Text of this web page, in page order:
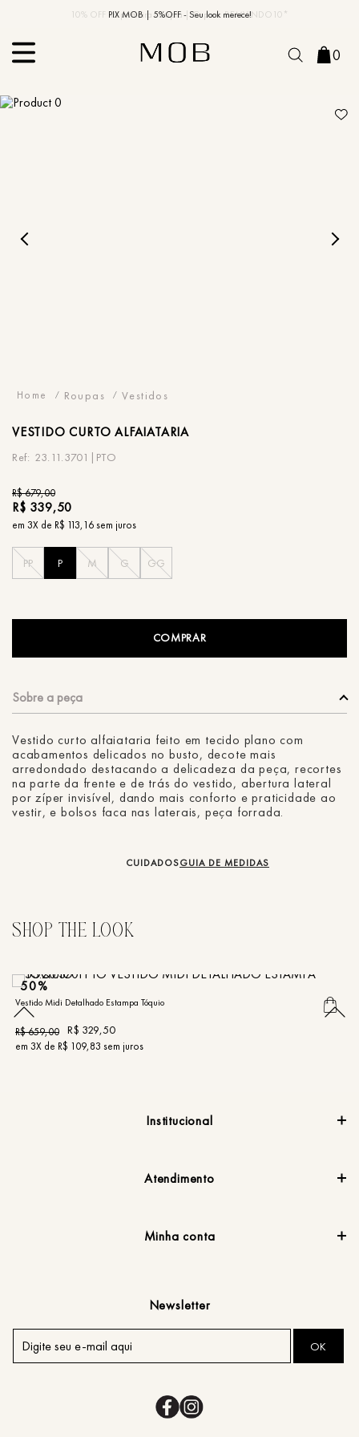
PIX MOB | 5%OFF - Seu look merece!
10% OFF na primeira compra | Cupom: BEMVINDO10*
0
Roupas Vestidos
VESTIDO CURTO ALFAIATARIA
23.11.3701|PTO
R$679,00
R$ 339,50
em 3X de R$ 113,16sem juros
PP P M G GG
COMPRAR
Vestido curto alfaiataria feito em tecido plano com
acabamentos delicados no busto, decote mais
arredondado destacando a delicadeza da peça, recortes
na parte da frente e de trás do vestido, abertura lateral
por zíper invisível, dando mais conforto e praticidade ao
vestir, e bolsos faca nas laterais, peça forrada.
CUIDADOSGUIA DE MEDIDAS
50%
Vestido Midi Detalhado Estampa Tóquio
R$659,00 R$ 329,50
em 3X de R$ 109,83 sem juros
Institucional
Atendimento
Minha conta
Newsletter
OK